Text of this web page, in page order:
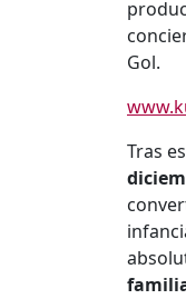
Gol.
Tras